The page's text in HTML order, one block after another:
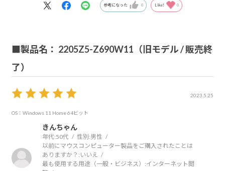
く、美しい映像を楽しんでいます。起動も早く操作性も問
戸惑ってしまいました。ちゃんと説明書にグラボ側だと丁
不良だと一瞬おもったのは内緒です。反省します。
参考になった 0 Like! 0
■製品名： 2205Z5-Z690W11（旧モデル / 販売終
了）
2023.5.25
OS：Windows 11 Home 64ビット
きんちゃん
年代:50代 性別:男性
以前にマウスコンピューター製品をご購入されたことは
ありますか？: いいえ
最も使用する用途（一般・ビジネス）:インターネット閲